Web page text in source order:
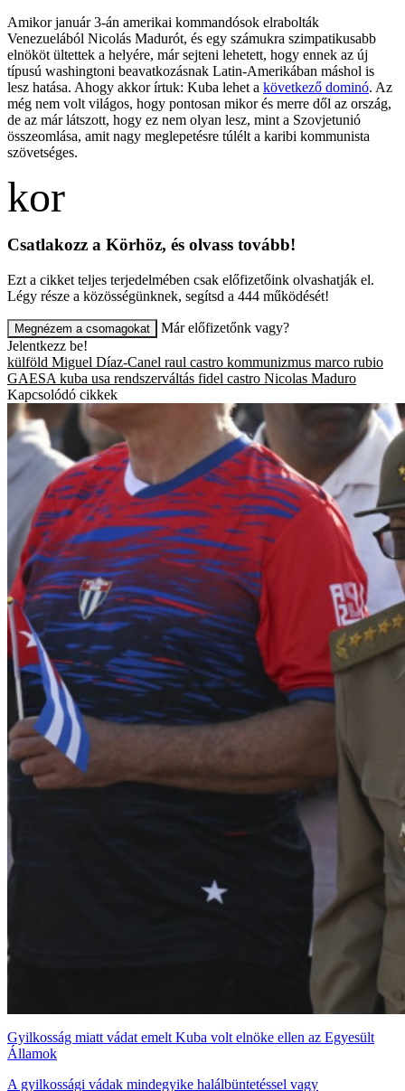
Amikor január 3-án amerikai kommandósok elrabolták
Venezuelából Nicolás Madurót, és egy számukra szimpatikusabb
elnököt ültettek a helyére, már sejteni lehetett, hogy ennek az új
típusú washingtoni beavatkozásnak Latin-Amerikában máshol is
lesz hatása. Ahogy akkor írtuk: Kuba lehet a következő dominó. Az
még nem volt világos, hogy pontosan mikor és merre dől az ország,
de az már látszott, hogy ez nem olyan lesz, mint a Szovjetunió
összeomlása, amit nagy meglepetésre túlélt a karibi kommunista
szövetséges.
Csatlakozz a Körhöz, és olvass tovább!
Ezt a cikket teljes terjedelmében csak előfizetőink olvashatják el.
Légy része a közösségünknek, segítsd a 444 működését!
Megnézem a csomagokat
Már előfizetőnk vagy?
Jelentkezz be!
külföld Miguel Díaz-Canel raul castro kommunizmus marco rubio
GAESA kuba usa rendszerváltás fidel castro Nicolas Maduro
Kapcsolódó cikkek
Gyilkosság miatt vádat emelt Kuba volt elnöke ellen az Egyesült
Államok
A gyilkossági vádak mindegyike halálbüntetéssel vagy